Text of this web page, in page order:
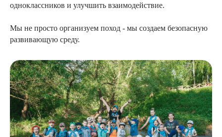
одноклассников и улучшить взаимодействие.
Мы не просто организуем поход - мы создаем безопасную
развивающую среду.